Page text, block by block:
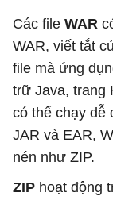
Các file WAR
WAR, viết tắt
file mà ứng
trữ Java, trang
có thể chạy dễ
JAR và EAR,
nén như ZIP.
ZIP hoạt động